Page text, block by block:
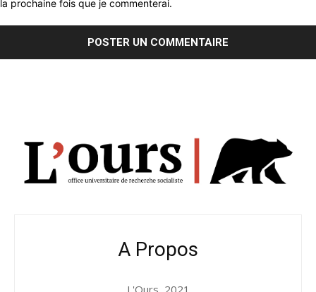
la prochaine fois que je commenterai.
A Propos
L'Ours, 2021